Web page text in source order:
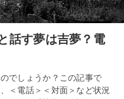
話す夢は吉夢？電
でしょうか？この記事で
＜電話＞＜対面＞など状況